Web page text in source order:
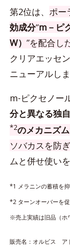
第2位は、 ポー
効成分“m－ピ
W） ”を配合し
クリアエッセ
ニューアルし
m-ピクセノー
分と異なる独
*2のメカニズム
ソバカスを防ぎ
ムと併せ使い
*1 メラニンの蓄積を
*2 ターンオーバーを
※売上実績は旧品（ホ
販売名：オルビス